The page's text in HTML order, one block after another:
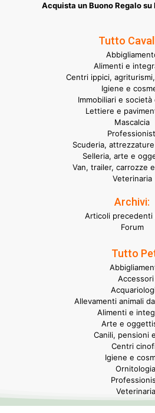
Acquista un Buono Regalo
Tutto
Alimenti e
Centri ippici,
Igiene e
Immobiliari e società
Lettiere e
Mascalcia
Scuderia,
Selleria, arte e
Van, trailer, carrozze
Veterinaria
Archivi:
Articoli precedenti
Forum
Tutto
Accessori
Allevamenti animali
Alimenti e
Arte e
Canili, pensioni
Centri
Igiene e
Ornitologia
Veterinaria